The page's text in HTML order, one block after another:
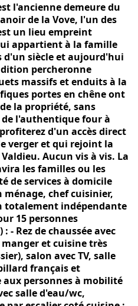
l'ancienne demeure du
de la Vove, l'un des
un lieu empreint
appartient à la famille
d'un siècle et aujourd'hui
percheronne
massifs et enduits à la
portes en chêne ont
la propriété, sans
l'authentique four à
d'un accès direct
verger et qui rejoint la
Aucun vis à vis. La
les familles ou les
de services à domicile
chef cuisinier,
totalement indépendante
15 personnes
- Rez de chaussée avec
et cuisine très
salon avec TV, salle
français et
personnes à mobilité
salle d'eau/wc,